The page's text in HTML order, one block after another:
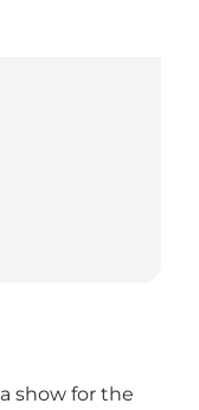
show for the